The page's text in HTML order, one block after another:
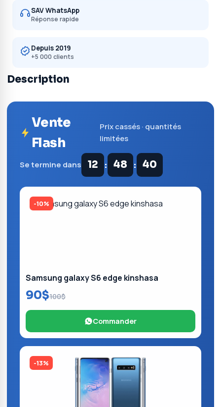
SAV WhatsApp
Réponse rapide
Depuis 2019
+5 000 clients
Description
Vente
Flash
Prix cassés · quantités
limitées
Se termine dans 12 : 48 : 39
-10%
Samsung galaxy S6 edge kinshasa
90$100$
Commander
-13%